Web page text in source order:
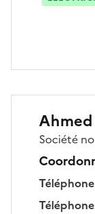
Ahmed
Société